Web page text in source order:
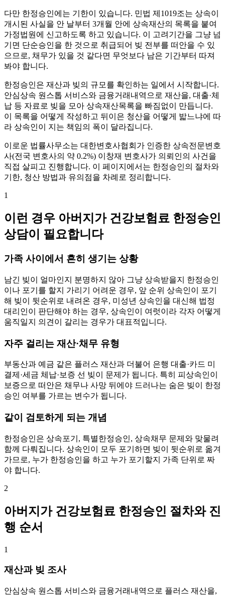
다만 한정승인에는 기한이 있습니다. 민법 제1019조는 상속이
개시된 사실을 안 날부터 3개월 안에 상속재산의 목록을 붙여
가정법원에 신고하도록 하고 있습니다. 이 고려기간을 그냥 넘
기면 단순승인을 한 것으로 취급되어 빚 전부를 떠안을 수 있
으므로, 채무가 있을 것 같다면 무엇보다 남은 기간부터 따져
봐야 합니다.
한정승인은 재산과 빚의 규모를 확인하는 일에서 시작합니다.
안심상속 원스톱 서비스와 금융거래내역으로 재산을, 대출·체
납 등 자료로 빚을 모아 상속재산목록을 빠짐없이 만듭니다.
이 목록을 어떻게 작성하고 뒤이은 청산을 어떻게 밟느냐에 따
라 상속인이 지는 책임의 폭이 달라집니다.
이로운 법률사무소는 대한변호사협회가 인증한 상속전문변호
사(전국 변호사의 약 0.2%) 이창재 변호사가 의뢰인의 사건을
직접 살피고 진행합니다. 이 페이지에서는 한정승인의 절차와
기한, 청산 방법과 유의점을 차례로 정리합니다.
1
이런 경우 아버지가 건강보험료 한정승인
상담이 필요합니다
가족 사이에서 흔히 생기는 상황
남긴 빚이 얼마인지 분명하지 않아 그냥 상속받을지 한정승인
이나 포기를 할지 가리기 어려운 경우, 앞 순위 상속인이 포기
해 빚이 뒷순위로 내려온 경우, 미성년 상속인을 대신해 법정
대리인이 판단해야 하는 경우, 상속인이 여럿이라 각자 어떻게
움직일지 의견이 갈리는 경우가 대표적입니다.
자주 걸리는 재산·채무 유형
부동산과 예금 같은 플러스 재산과 더불어 은행 대출·카드 미
결제·세금 체납·보증 선 빚이 문제가 됩니다. 특히 피상속인이
보증으로 떠안은 채무나 사망 뒤에야 드러나는 숨은 빚이 한정
승인 여부를 가르는 변수가 됩니다.
같이 검토하게 되는 개념
한정승인은 상속포기, 특별한정승인, 상속채무 문제와 맞물려
함께 다뤄집니다. 상속인이 모두 포기하면 빚이 뒷순위로 옮겨
가므로, 누가 한정승인을 하고 누가 포기할지 가족 단위로 짜
야 합니다.
2
아버지가 건강보험료 한정승인 절차와 진
행 순서
1
재산과 빚 조사
안심상속 원스톱 서비스와 금융거래내역으로 플러스 재산을,